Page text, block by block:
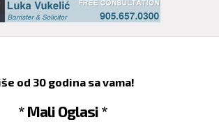
od 30 godina sa vama!
* Mali Oglasi *